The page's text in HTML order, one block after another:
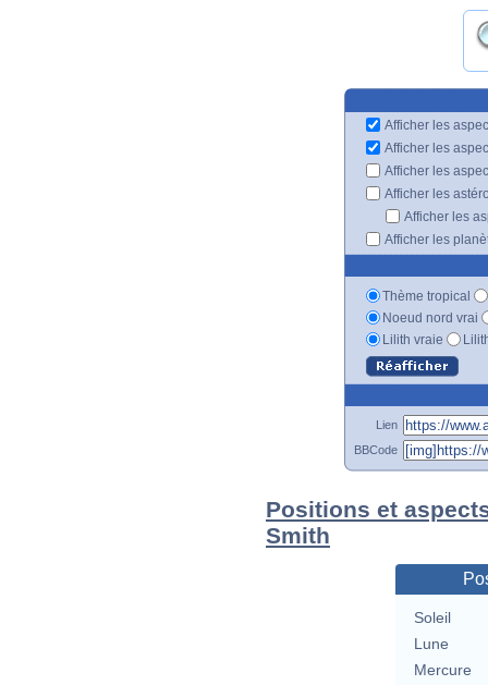
Afficher les
Afficher les
Afficher les
Afficher les
Afficher les
Afficher les
Thème tropical
Noeud nord vrai
Lilith vraie
Lien
BBCode
Positions et
Smith
Soleil
Lune
Mercure